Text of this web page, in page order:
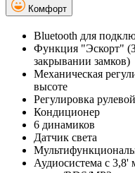
Комфорт
Bluetooth для
Функция "Эскорт"
закрывании замков)
Механическая
высоте
Регулировка
Кондиционер
6 динамиков
Датчик света
Аудиосистема с